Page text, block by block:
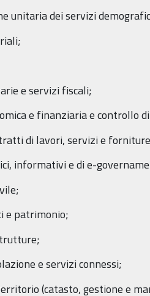
unitaria dei servizi
e servizi fiscali;
e finanziaria e controllo
di lavori, servizi e
informativi e di e-
e patrimonio;
e servizi connessi;
(catasto, gestione e